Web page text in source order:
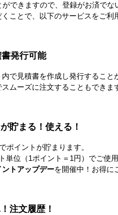
セール】パワフル冷風
パワフル冷
できますので、登録がお済でな
ことで、以下のサービスをご利
発行可能
で見積書を作成し発行すること
ムーズに注文することもできま
貯まる！使える！
ポイントが貯まります。
単位（1ポイント＝1円）でご使用
ントアップデーを開催中！お得に
注文履歴！